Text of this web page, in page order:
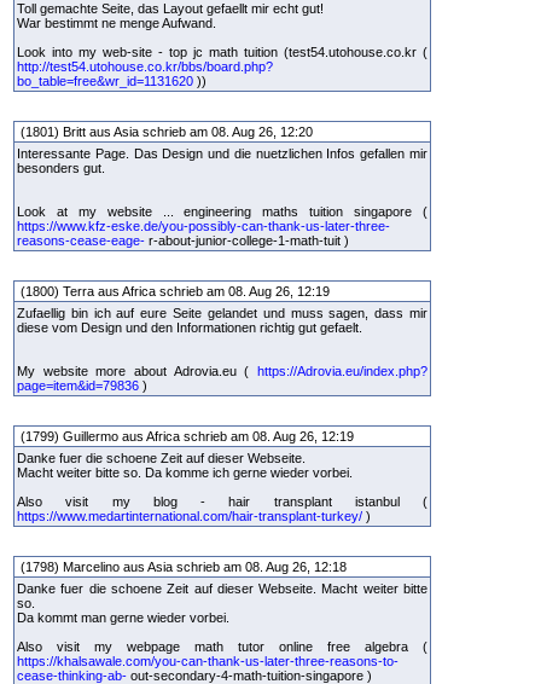
Toll gemachte Seite, das Layout gefaellt mir echt gut!
War bestimmt ne menge Aufwand.
Look into my web-site - top jc math tuition (test54.utohouse.co.kr (
http://test54.utohouse.co.kr/bbs/board.php?
bo_table=free&wr_id=1131620 ))
(1801) Britt aus Asia schrieb am 08. Aug 26, 12:20
Interessante Page. Das Design und die nuetzlichen Infos gefallen mir
besonders gut.
Look at my website ... engineering maths tuition singapore (
https://www.kfz-eske.de/you-possibly-can-thank-us-later-three-
reasons-cease-eage- r-about-junior-college-1-math-tuit )
(1800) Terra aus Africa schrieb am 08. Aug 26, 12:19
Zufaellig bin ich auf eure Seite gelandet und muss sagen, dass mir
diese vom Design und den Informationen richtig gut gefaelt.
My website more about Adrovia.eu ( https://Adrovia.eu/index.php?
page=item&id=79836 )
(1799) Guillermo aus Africa schrieb am 08. Aug 26, 12:19
Danke fuer die schoene Zeit auf dieser Webseite.
Macht weiter bitte so. Da komme ich gerne wieder vorbei.
Also visit my blog - hair transplant istanbul (
https://www.medartinternational.com/hair-transplant-turkey/ )
(1798) Marcelino aus Asia schrieb am 08. Aug 26, 12:18
Danke fuer die schoene Zeit auf dieser Webseite. Macht weiter bitte
so.
Da kommt man gerne wieder vorbei.
Also visit my webpage math tutor online free algebra (
https://khalsawale.com/you-can-thank-us-later-three-reasons-to-
cease-thinking-ab- out-secondary-4-math-tuition-singapore )